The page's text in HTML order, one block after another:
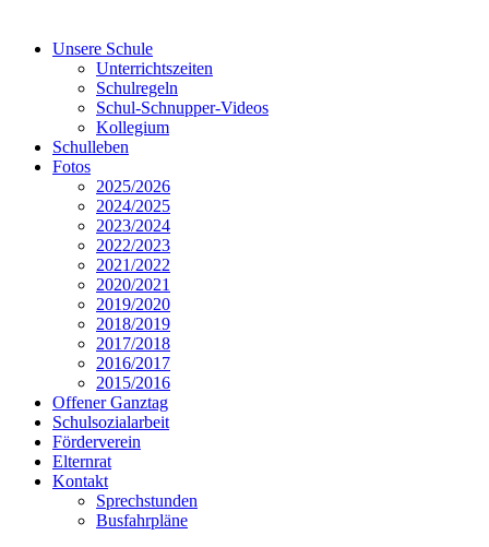
Unsere Schule
Unterrichtszeiten
Schulregeln
Schul-Schnupper-Videos
Kollegium
Schulleben
Fotos
2025/2026
2024/2025
2023/2024
2022/2023
2021/2022
2020/2021
2019/2020
2018/2019
2017/2018
2016/2017
2015/2016
Offener Ganztag
Schulsozialarbeit
Förderverein
Elternrat
Kontakt
Sprechstunden
Busfahrpläne